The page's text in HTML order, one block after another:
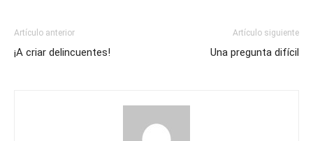
Artículo anterior
¡A criar delincuentes!
Artículo siguiente
Una pregunta difícil